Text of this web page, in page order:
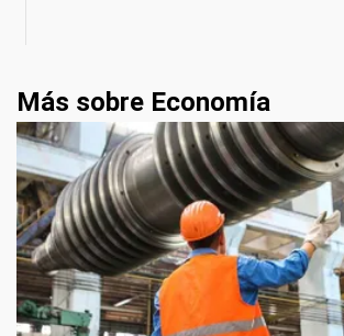
Más sobre Economía